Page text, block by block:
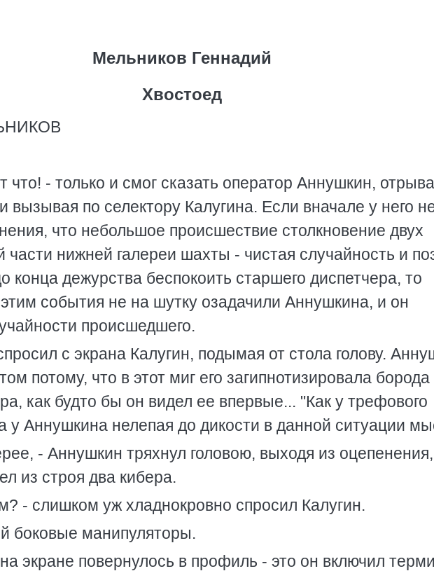
Мельников Геннадий
Хвостоед
что! - только и смог сказать оператор Аннушкин,
вызывая по селектору Калугина. Если вначале у него
что небольшое происшествие столкновение двух
части нижней галереи шахты - чистая случайность и
конца дежурства беспокоить старшего диспетчера, то
события не на шутку озадачили Аннушкина, и он
происшедшего.
с экрана Калугин, подымая от стола голову.
потому, что в этот миг его загипнотизировала борода
как будто бы он видел ее впервые... "Как у трефового
у Аннушкина нелепая до дикости в данной ситуации
- Аннушкин тряхнул головою, выходя из
из строя два кибера.
- слишком уж хладнокровно спросил Калугин.
боковые манипуляторы.
экране повернулось в профиль - это он включил